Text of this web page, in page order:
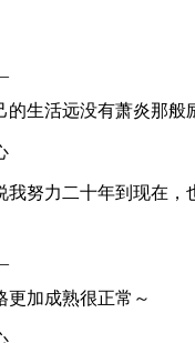
生活远没有萧炎那般
努力二十年到现在，
加成熟很正常～